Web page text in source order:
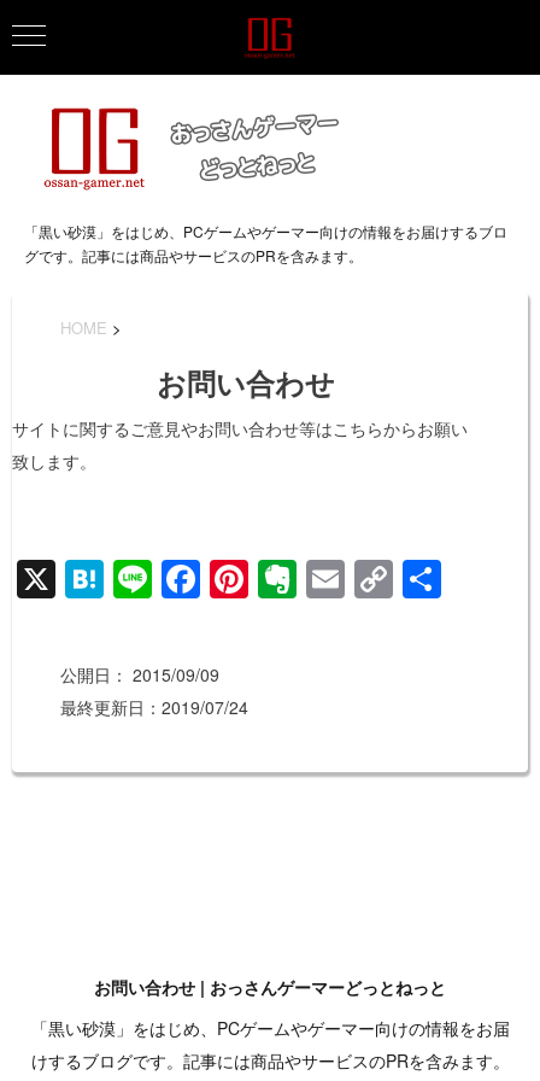
「黒い砂漠」をはじめ、PCゲームやゲーマー向けの情報をお届けするブロ
グです。記事には商品やサービスのPRを含みます。
HOME >
お問い合わせ
サイトに関するご意見やお問い合わせ等はこちらからお願い
致します。
X H
at
e
n
a
Li
n
e
F
a
c
e
b
o
Pi
nt
E
v
e
E
m
C
o
n
公開日： 2015/09/09
最終更新日：2019/07/24
お問い合わせ | おっさんゲーマーどっとねっと
「黒い砂漠」をはじめ、PCゲームやゲーマー向けの情報をお届
けするブログです。記事には商品やサービスのPRを含みます。